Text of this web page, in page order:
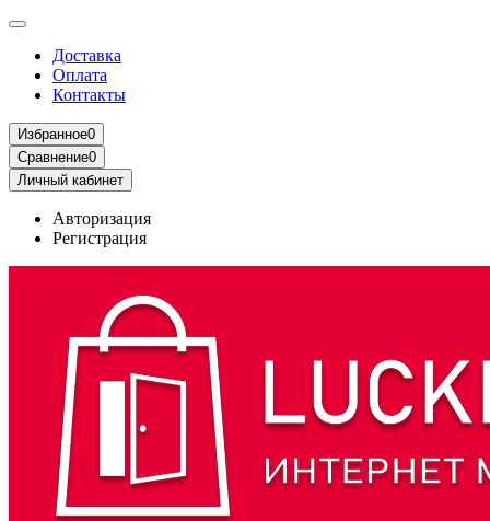
Доставка
Оплата
Контакты
Избранное0
Сравнение0
Личный кабинет
Авторизация
Регистрация